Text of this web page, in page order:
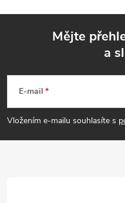
p
a
Mějte
a
E-mail
Vložením e-mailu souhlasíte s